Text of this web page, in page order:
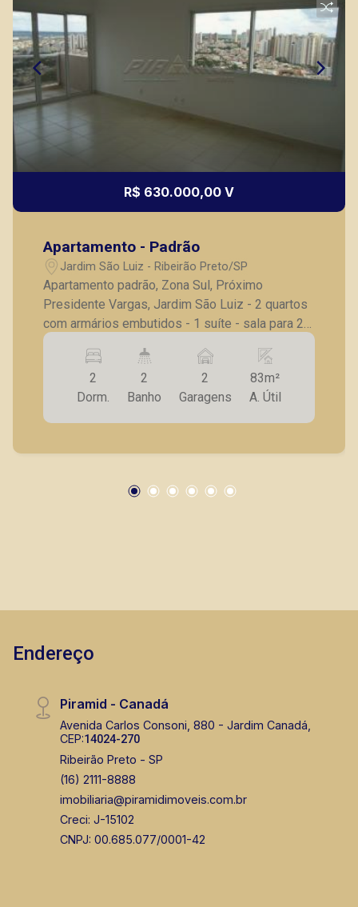
R$ 630.000,00 V
Apartamento - Padrão
Jardim São Luiz - Ribeirão Preto/SP
Apartamento padrão, Zona Sul, Próximo
Presidente Vargas, Jardim São Luiz - 2 quartos
com armários embutidos - 1 suíte - sala para 2
ambientes - varanda - cozinha planejada -
banheiro social com gabinete, espelho, box
blindex - lavanderia - 2 vagas de garagem
Também temos imóveis no Jardim Olhos d
´Água, Nova Aliança, Jardim Irajá, Bosque das
próximos a mercados, farmácias, escolas, além
2
Dorm.
2
Banho
2
Garagens
83m²
A. Útil
Endereço
Piramid - Canadá
Avenida Carlos Consoni, 880 - Jardim Canadá,
CEP:14024-270
Ribeirão Preto - SP
(16) 2111-8888
imobiliaria@piramidimoveis.com.br
Creci: J-15102
CNPJ: 00.685.077/0001-42